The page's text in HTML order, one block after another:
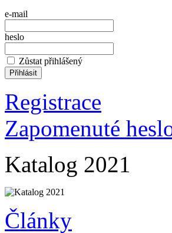
e-mail
heslo
Zůstat přihlášený
Registrace
Zapomenuté
Katalog 2021
Články